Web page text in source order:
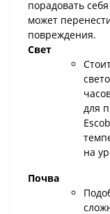
порадовать
может
повреждения.
Свет
для
на
Почва